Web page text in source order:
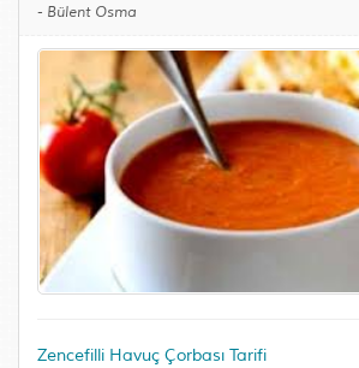
- Bülent Osma
Zencefilli Havuç Çorbası Tarifi